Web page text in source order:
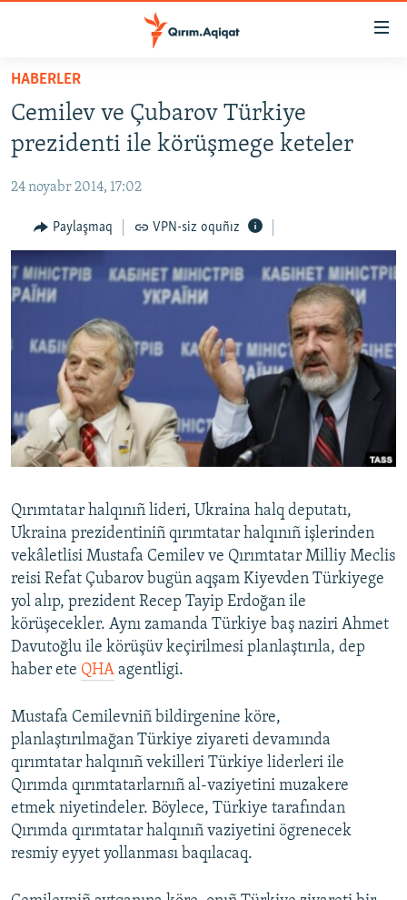
Esas
qaytmaq
Baş
navigatsiyağa
qaytmaq
qaytmaq
HABERLER
İQTİSADİYAT
CEMİYET
MEDENİYET
İNSAN AQLARI
VİDEO
BLOGLAR
Русский
Українською
QOŞULIÑIZ!
RFE/RS bütün saytları
HABERLER
Cemilev ve Çubarov Türkiye
prezidenti ile körüşmege keteler
24 noyabr 2014, 17:02
Paylaşmaq VPN-siz oquñız
Qırımtatar halqınıñ lideri, Ukraina halq deputatı,
Ukraina prezidentiniñ qırımtatar halqınıñ işlerinden
vekâletlisi Mustafa Cemilev ve Qırımtatar Milliy Meclis
reisi Refat Çubarov bugün aqşam Kiyevden Türkiyege
yol alıp, prezident Recep Tayip Erdoğan ile
körüşecekler. Aynı zamanda Türkiye baş naziri Ahmet
Davutoğlu ile körüşüv keçirilmesi planlaştırıla, dep
haber ete QHA agentligi.
Mustafa Cemilevniñ bildirgenine köre,
planlaştırılmağan Türkiye ziyareti devamında
qırımtatar halqınıñ vekilleri Türkiye liderleri ile
Qırımda qırımtatarlarnıñ al-vaziyetini muzakere
etmek niyetindeler. Böylece, Türkiye tarafından
Qırımda qırımtatar halqınıñ vaziyetini ögrenecek
resmiy eyyet yollanması baqılacaq.